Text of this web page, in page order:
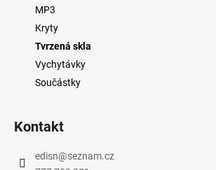
MP3
Kryty
Tvrzená skla
Vychytávky
Součástky
Kontakt
edisn@seznam.cz